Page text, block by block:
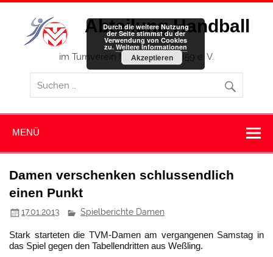
Zum
springen
Abteilung Handball
im Turnverein Memmingen 1859 e. V.
MENÜ
Damen verschenken schlussendlich
einen Punkt
17.01.2013 Spielberichte Damen
Stark starteten die TVM-Damen am vergangenen Samstag in
das Spiel gegen den Tabellendritten aus Weßling.
Durch die weitere Nutzung
der Seite stimmst du der
Verwendung von Cookies
zu. Weitere Informationen
Akzeptieren